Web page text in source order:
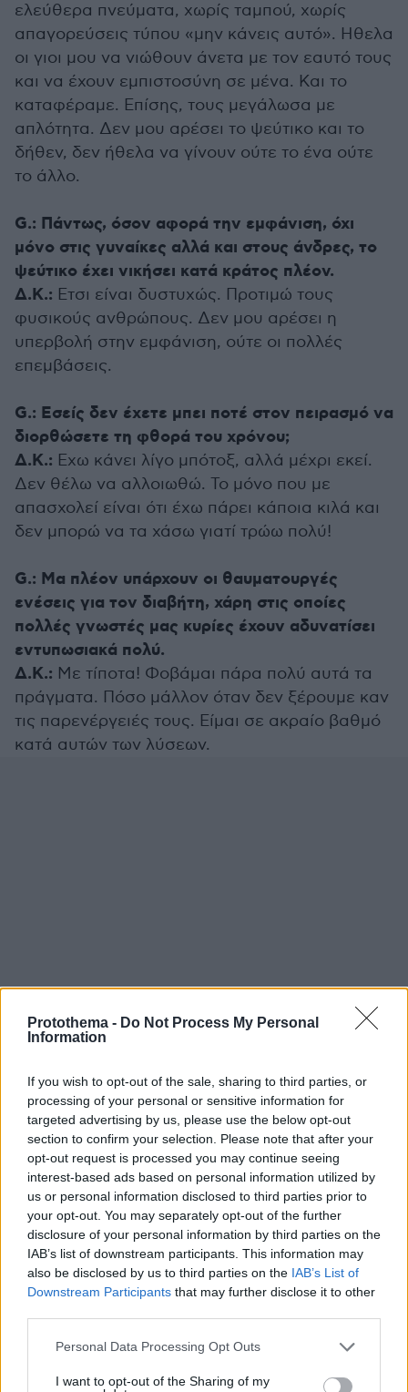
Protothema - Do Not Process My Personal
Information
If you wish to opt-out of the sale, sharing to third parties, or
processing of your personal or sensitive information for
targeted advertising by us, please use the below opt-out
section to confirm your selection. Please note that after your
opt-out request is processed you may continue seeing
interest-based ads based on personal information utilized by
us or personal information disclosed to third parties prior to
your opt-out. You may separately opt-out of the further
disclosure of your personal information by third parties on the
IAB’s list of downstream participants. This information may
also be disclosed by us to third parties on the IAB’s List of
Downstream Participants that may further disclose it to other
Please note that this website/app uses one or more Google
not limited to your visit or usage behaviour. You may click to
Personal Data Processing Opt Outs
I want to opt-out of the Sharing of my
ελεύθερα πνεύματα, χωρίς ταμπού, χωρίς
απαγορεύσεις τύπου «μην κάνεις αυτό». Ηθελα
οι γιοι μου να νιώθουν άνετα με τον εαυτό τους
και να έχουν εμπιστοσύνη σε μένα. Και το
καταφέραμε. Επίσης, τους μεγάλωσα με
απλότητα. Δεν μου αρέσει το ψεύτικο και το
δήθεν, δεν ήθελα να γίνουν ούτε το ένα ούτε
το άλλο.
G.: Πάντως, όσον αφορά την εμφάνιση, όχι
μόνο στις γυναίκες αλλά και στους άνδρες, το
ψεύτικο έχει νικήσει κατά κράτος πλέον.
Δ.Κ.: Ετσι είναι δυστυχώς. Προτιμώ τους
φυσικούς ανθρώπους. Δεν μου αρέσει η
υπερβολή στην εμφάνιση, ούτε οι πολλές
επεμβάσεις.
G.: Εσείς δεν έχετε μπει ποτέ στον πειρασμό να
διορθώσετε τη φθορά του χρόνου;
Δ.Κ.: Εχω κάνει λίγο μπότοξ, αλλά μέχρι εκεί.
Δεν θέλω να αλλοιωθώ. Το μόνο που με
απασχολεί είναι ότι έχω πάρει κάποια κιλά και
δεν μπορώ να τα χάσω γιατί τρώω πολύ!
G.: Μα πλέον υπάρχουν οι θαυματουργές
ενέσεις για τον διαβήτη, χάρη στις οποίες
πολλές γνωστές μας κυρίες έχουν αδυνατίσει
εντυπωσιακά πολύ.
Δ.Κ.: Με τίποτα! Φοβάμαι πάρα πολύ αυτά τα
πράγματα. Πόσο μάλλον όταν δεν ξέρουμε καν
τις παρενέργειές τους. Είμαι σε ακραίο βαθμό
κατά αυτών των λύσεων.